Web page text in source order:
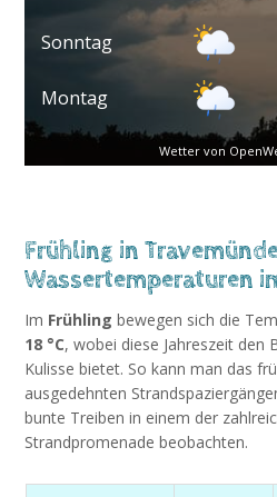
Sonntag
Montag
Wetter von
Frühling in
Wassertemperaturen
Im Frühling bewegen sich die
18 °C, wobei diese Jahreszeit den
Kulisse bietet. So kann man das
ausgedehnten
bunte Treiben in einem der
Strandpromenade beobachten.